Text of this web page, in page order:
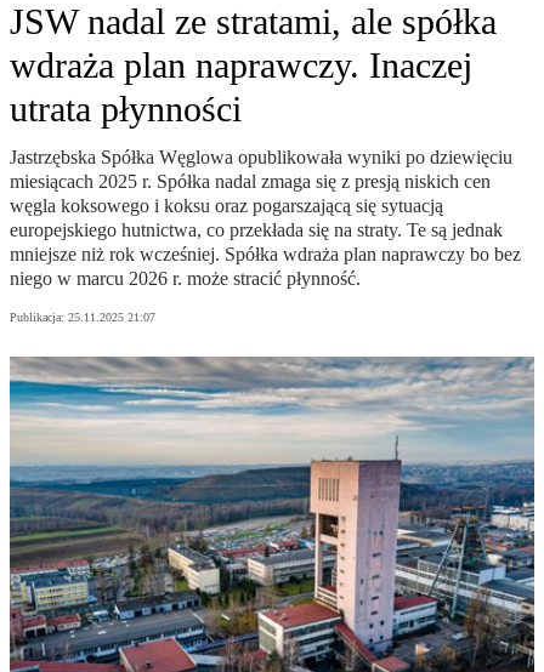
JSW nadal ze stratami, ale spółka
wdraża plan naprawczy. Inaczej
utrata płynności
Jastrzębska Spółka Węglowa opublikowała wyniki po dziewięciu
miesiącach 2025 r. Spółka nadal zmaga się z presją niskich cen
węgla koksowego i koksu oraz pogarszającą się sytuacją
europejskiego hutnictwa, co przekłada się na straty. Te są jednak
mniejsze niż rok wcześniej. Spółka wdraża plan naprawczy bo bez
niego w marcu 2026 r. może stracić płynność.
Publikacja: 25.11.2025 21:07